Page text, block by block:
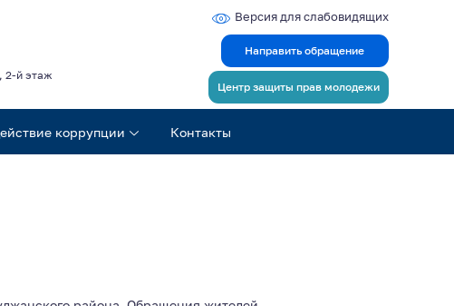
2-й этаж
Версия для слабовидящих
Направить обращение
Центр защиты прав молодежи
коррупции Контакты